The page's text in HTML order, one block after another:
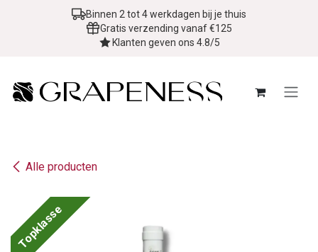
Overslaan naar inhoudBinnen 2 tot 4 werkdagen bij je thuis
Gratis verzending vanaf €125
Klanten geven ons 4.8/5
Alle producten
Topklasse